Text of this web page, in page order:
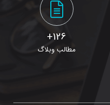
126+
مطالب وبلاگ